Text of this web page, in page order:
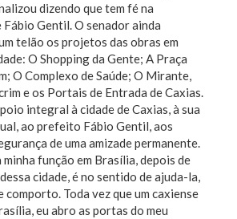
dizendo que tem fé na
Gentil. O senador ainda
telão os projetos das obras em
O Shopping da Gente; A Praça
O Complexo de Saúde; O Mirante,
e os Portais de Entrada de Caxias.
integral à cidade de Caxias, à sua
ao prefeito Fábio Gentil, aos
de uma amizade permanente.
minha função em Brasília, depois de
cidade, é no sentido de ajuda-la,
comporto. Toda vez que um caxiense
eu abro as portas do meu